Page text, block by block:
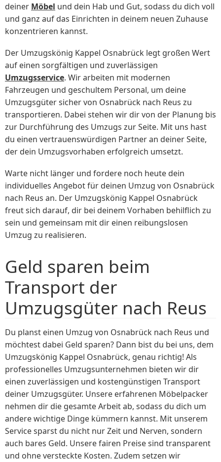
deiner Möbel und dein Hab und Gut, sodass du dich voll
und ganz auf das Einrichten in deinem neuen Zuhause
konzentrieren kannst.
Der Umzugskönig Kappel Osnabrück legt großen Wert
auf einen sorgfältigen und zuverlässigen
Umzugsservice. Wir arbeiten mit modernen
Fahrzeugen und geschultem Personal, um deine
Umzugsgüter sicher von Osnabrück nach Reus zu
transportieren. Dabei stehen wir dir von der Planung bis
zur Durchführung des Umzugs zur Seite. Mit uns hast
du einen vertrauenswürdigen Partner an deiner Seite,
der dein Umzugsvorhaben erfolgreich umsetzt.
Warte nicht länger und fordere noch heute dein
individuelles Angebot für deinen Umzug von Osnabrück
nach Reus an. Der Umzugskönig Kappel Osnabrück
freut sich darauf, dir bei deinem Vorhaben behilflich zu
sein und gemeinsam mit dir einen reibungslosen
Umzug zu realisieren.
Geld sparen beim
Transport der
Umzugsgüter nach Reus
Du planst einen Umzug von Osnabrück nach Reus und
möchtest dabei Geld sparen? Dann bist du bei uns, dem
Umzugskönig Kappel Osnabrück, genau richtig! Als
professionelles Umzugsunternehmen bieten wir dir
einen zuverlässigen und kostengünstigen Transport
deiner Umzugsgüter. Unsere erfahrenen Möbelpacker
nehmen dir die gesamte Arbeit ab, sodass du dich um
andere wichtige Dinge kümmern kannst. Mit unserem
Service sparst du nicht nur Zeit und Nerven, sondern
auch bares Geld. Unsere fairen Preise sind transparent
und ohne versteckte Kosten. Zudem setzen wir